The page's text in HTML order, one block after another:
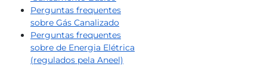
Perguntas frequentes
sobre Gás ​Canalizado
Perguntas frequentes
sobre de Energia Elétrica
(regulados pela Aneel)​